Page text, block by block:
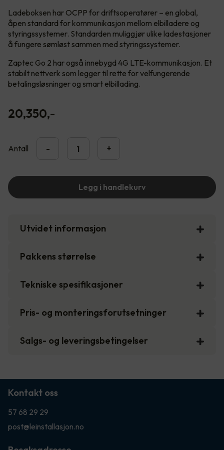
Ladeboksen har OCPP for driftsoperatører – en global,
åpen standard for kommunikasjon mellom elbilladere og
styringssystemer. Standarden muliggjør ulike ladestasjoner
å fungere sømløst sammen med styringssystemer.
Zaptec Go 2 har også innebygd 4G LTE-kommunikasjon. Et
stabilt nettverk som legger til rette for velfungerende
betalingsløsninger og smart elbillading.
20,350,-
Antall - +
Legg i handlekurv
Utvidet informasjon
Pakkens størrelse
Tekniske spesifikasjoner
Pris- og monteringsforutsetninger
Salgs- og leveringsbetingelser
Kontakt oss
57 68 29 29
post@leinstallasjon.no